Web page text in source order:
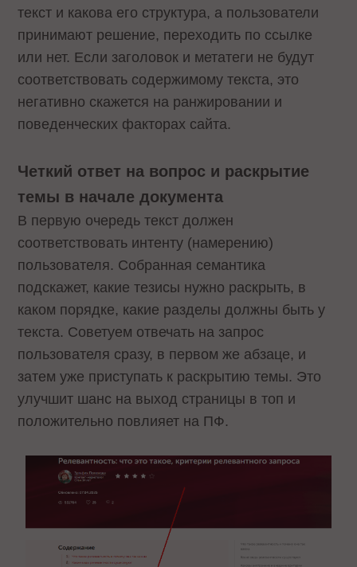
текст и какова его структура, а пользователи
принимают решение, переходить по ссылке
или нет. Если заголовок и метатеги не будут
соответствовать содержимому текста, это
негативно скажется на ранжировании и
поведенческих факторах сайта.
Четкий ответ на вопрос и раскрытие
темы в начале документа
В первую очередь текст должен
соответствовать интенту (намерению)
пользователя. Собранная семантика
подскажет, какие тезисы нужно раскрыть, в
каком порядке, какие разделы должны быть у
текста. Советуем отвечать на запрос
пользователя сразу, в первом же абзаце, и
затем уже приступать к раскрытию темы. Это
улучшит шанс на выход страницы в топ и
положительно повлияет на ПФ.